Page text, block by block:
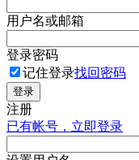
用户名或邮箱
登录密码
记住登录找回密码
登录
注册
已有帐号，立即登录